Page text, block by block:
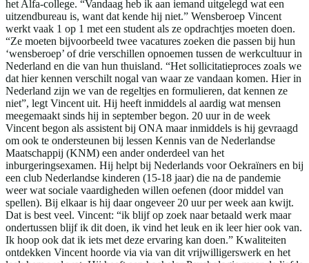
het Alfa-college. “Vandaag heb ik aan iemand uitgelegd wat een
uitzendbureau is, want dat kende hij niet.” Wensberoep Vincent
werkt vaak 1 op 1 met een student als ze opdrachtjes moeten doen.
“Ze moeten bijvoorbeeld twee vacatures zoeken die passen bij hun
‘wensberoep’ of drie verschillen opnoemen tussen de werkcultuur in
Nederland en die van hun thuisland. “Het sollicitatieproces zoals we
dat hier kennen verschilt nogal van waar ze vandaan komen. Hier in
Nederland zijn we van de regeltjes en formulieren, dat kennen ze
niet”, legt Vincent uit. Hij heeft inmiddels al aardig wat mensen
meegemaakt sinds hij in september begon. 20 uur in de week
Vincent begon als assistent bij ONA maar inmiddels is hij gevraagd
om ook te ondersteunen bij lessen Kennis van de Nederlandse
Maatschappij (KNM) een ander onderdeel van het
inburgeringsexamen. Hij helpt bij Nederlands voor Oekraïners en bij
een club Nederlandse kinderen (15-18 jaar) die na de pandemie
weer wat sociale vaardigheden willen oefenen (door middel van
spellen). Bij elkaar is hij daar ongeveer 20 uur per week aan kwijt.
Dat is best veel. Vincent: “ik blijf op zoek naar betaald werk maar
ondertussen blijf ik dit doen, ik vind het leuk en ik leer hier ook van.
Ik hoop ook dat ik iets met deze ervaring kan doen.” Kwaliteiten
ontdekken Vincent hoorde via via van dit vrijwilligerswerk en het